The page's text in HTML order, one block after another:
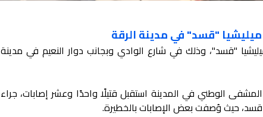
"قسد" في مدينة الرقة
"قسد"، وذلك في شارع الوادي وبجانب دوار النعيم في مدينة
الوطني في المدينة استقبل قتيلًا واحدًا وعشر إصابات، جراء
قسد، حيث وُصفت بعض الإصابات بالخطيرة.